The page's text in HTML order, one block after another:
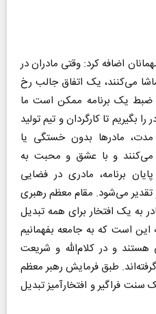
اضافه کرد: وقتی مادران در
می‌کنند، یک اتفاق جالب رخ
ضبط یک برنامه ممکن است ما
بگیریم تا کارگردان و تیم تولید
مادرها بدون خستگی یا
می‌کنند و با عشق و محبت به
برنامه، مادری در فضایی
می‌شود. مقام معظم رهبری
به یک افتخار برای همه تبدیل
این است که به جامعه بفهمانیم
و در کلام‌الله و شریعت
طبق فرمایش رهبر معظم
سنت فراگیر و افتخارآمیز تبدیل